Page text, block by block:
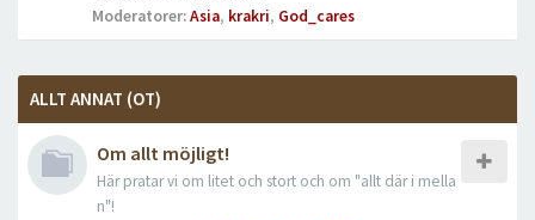
Moderatorer:Asia, krakri, God_cares
ALLT ANNAT (OT)
Om allt möjligt!
Här pratar vi om litet och stort och om "allt där i mella
n"!